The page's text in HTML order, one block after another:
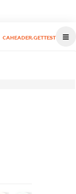
CAHEADER.GETTEST